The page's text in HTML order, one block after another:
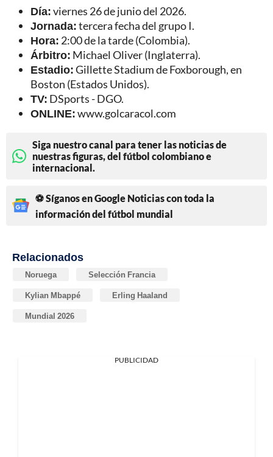
Día:viernes 26 de junio del 2026.
Jornada:tercera fecha del grupo I.
Hora: 2:00 de la tarde (Colombia).
Árbitro: Michael Oliver (Inglaterra).
Estadio:Gillette Stadium de Foxborough, en
Boston (Estados Unidos).
TV: DSports - DGO.
ONLINE:www.golcaracol.com
Siga nuestro canal para tener las noticias de
nuestras figuras, del fútbol colombiano e
internacional.
⚽ Síganos en Google Noticias con toda la
información del fútbol mundial
Relacionados
Noruega Selección Francia
Kylian Mbappé Erling Haaland
Mundial 2026
PUBLICIDAD